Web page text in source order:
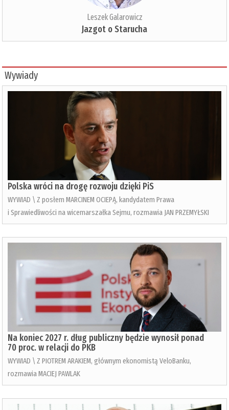
Leszek Galarowicz
Jazgot o Starucha
Wywiady
Polska wróci na drogę rozwoju dzięki PiS
WYWIAD \ Z posłem MARCINEM OCIEPĄ, kandydatem Prawa
i Sprawiedliwości na wicemarszałka Sejmu, rozmawia JAN PRZEMYŁSKI
Na koniec 2027 r. dług publiczny będzie wynosił ponad
70 proc. w relacji do PKB
WYWIAD \ Z PIOTREM ARAKIEM, głównym ekonomistą VeloBanku,
rozmawia MACIEJ PAWLAK